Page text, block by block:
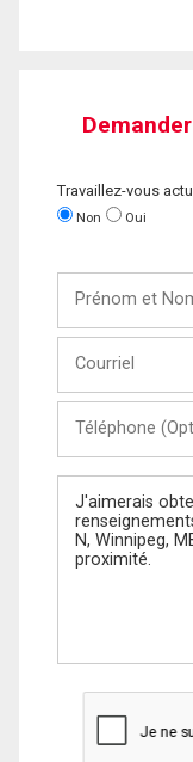
Travaillez-vous
Non Oui
Nom
(Optionnel)
Message